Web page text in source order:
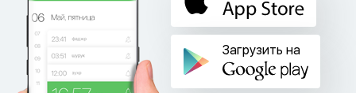
Загрузить на